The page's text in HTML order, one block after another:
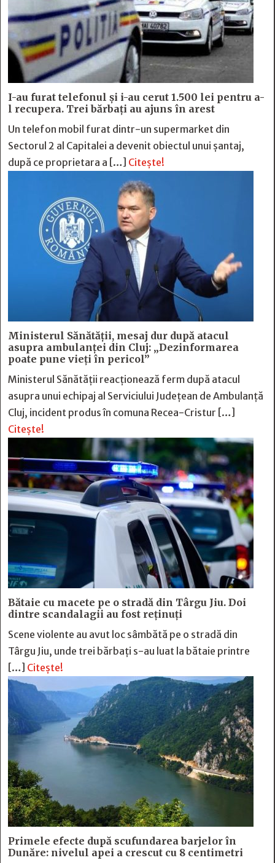
I-au furat telefonul și i-au cerut 1.500 lei pentru a-
l recupera. Trei bărbați au ajuns în arest
Un telefon mobil furat dintr-un supermarket din
Sectorul 2 al Capitalei a devenit obiectul unui șantaj,
după ce proprietara a […] Citește!
Ministerul Sănătății, mesaj dur după atacul
asupra ambulanței din Cluj: „Dezinformarea
poate pune vieți în pericol”
Ministerul Sănătății reacționează ferm după atacul
asupra unui echipaj al Serviciului Județean de Ambulanță
Cluj, incident produs în comuna Recea-Cristur […]
Citește!
Bătaie cu macete pe o stradă din Târgu Jiu. Doi
dintre scandalagii au fost reținuți
Scene violente au avut loc sâmbătă pe o stradă din
Târgu Jiu, unde trei bărbați s-au luat la bătaie printre
[…] Citește!
Primele efecte după scufundarea barjelor în
Dunăre: nivelul apei a crescut cu 8 centimetri